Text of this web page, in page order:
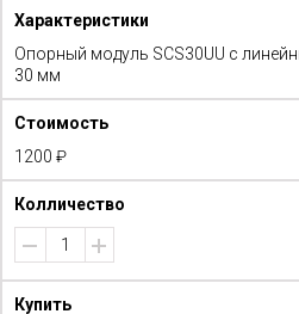
Опорный модуль SCS30UU с
30 мм
1200 ₽